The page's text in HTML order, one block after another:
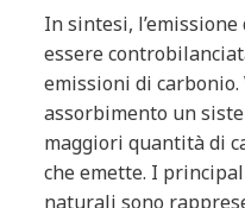
In sintesi,
essere
emissioni di
assorbimento un
maggiori quantità di
che emette. I
naturali sono